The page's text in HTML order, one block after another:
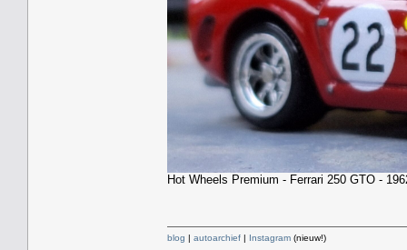
Hot Wheels Premium - Ferrari 250 GTO -
blog | autoarchief | Instagram (nieuw!)